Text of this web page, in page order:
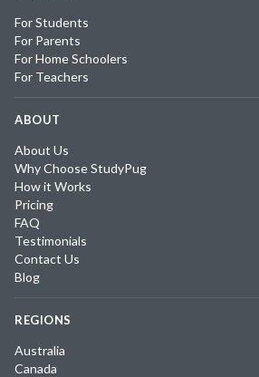
For Students
For Parents
For Home Schoolers
For Teachers
ABOUT
About Us
Why Choose StudyPug
How it Works
Pricing
FAQ
Testimonials
Contact Us
Blog
REGIONS
Australia
Canada